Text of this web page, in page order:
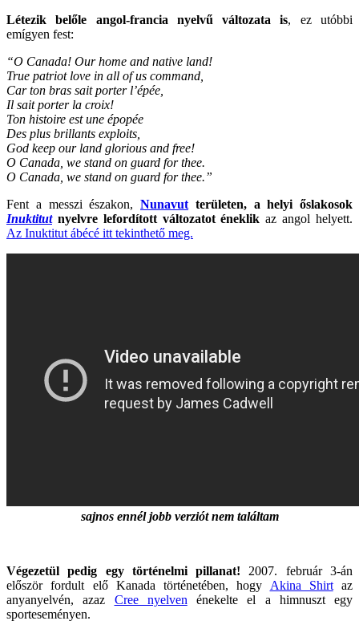
Létezik belőle angol-francia nyelvű változata is, ez utóbbi
emígyen fest:
“O Canada! Our home and native land!
True patriot love in all of us command,
Car ton bras sait porter l’épée,
Il sait porter la croix!
Ton histoire est une épopée
Des plus brillants exploits,
God keep our land glorious and free!
O Canada, we stand on guard for thee.
O Canada, we stand on guard for thee.”
Fent a messzi északon, Nunavut területen, a helyi őslakosok
Inuktitutnyelvre lefordított változatot éneklik az angol helyett.
Az Inuktitut ábécé itt tekinthető meg.
sajnos ennél jobb verziót nem találtam
Végezetül pedig egy történelmi pillanat! 2007. február 3-án
először fordult elő Kanada történetében, hogy Akina Shirtaz
anyanyelvén, azaz Cree nyelven énekelte el a himnuszt egy
sporteseményen.